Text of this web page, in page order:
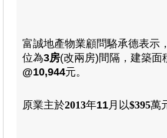
富誠地產物業顧問駱承德表示，
位為3房(改兩房)間隔 ， 建築面
@10,944元。
原業主於2013年11 月 以$395萬